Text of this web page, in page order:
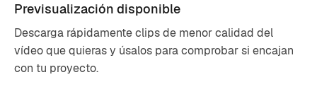
Previsualización disponible
Descarga rápidamente clips de menor calidad del
vídeo que quieras y úsalos para comprobar si encajan
con tu proyecto.